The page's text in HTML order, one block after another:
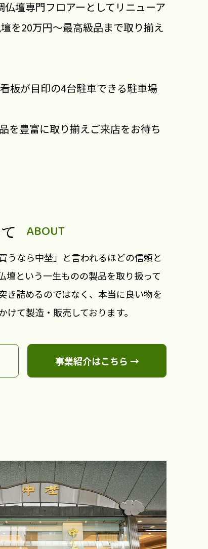
壇専門フロアーとしてリニューア
を20万円～最高級品まで取り揃え
板が目印の4台駐車できる駐車場
を豊富に取り揃えご来店をお待ち
ABOUT
うなら中埜」と言われるほどの信頼と
壇という一生ものの製品を取り扱って
き詰めるのではなく、本当に良い物を
て製造・販売しております。
事業紹介はこちら →